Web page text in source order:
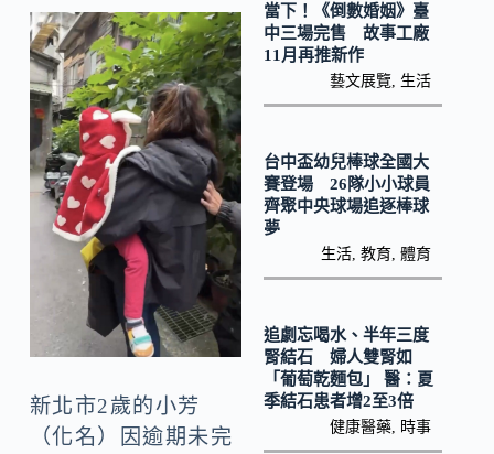
o
o
k
y
Li
n
k
新北市2歲的小芳
（化名）因逾期未完
當下！《倒數婚姻》臺
中三場完售 故事工廠
11月再推新作
藝文展覽 生活
台中盃幼兒棒球全國大
賽登場 26隊小小球員
齊聚中央球場追逐棒球
夢
生活 ,教育 ,體育
追劇忘喝水、半年三度
腎結石 婦人雙腎如
「葡萄乾麵包」 醫：夏
季結石患者增2至3倍
健康醫藥 時事